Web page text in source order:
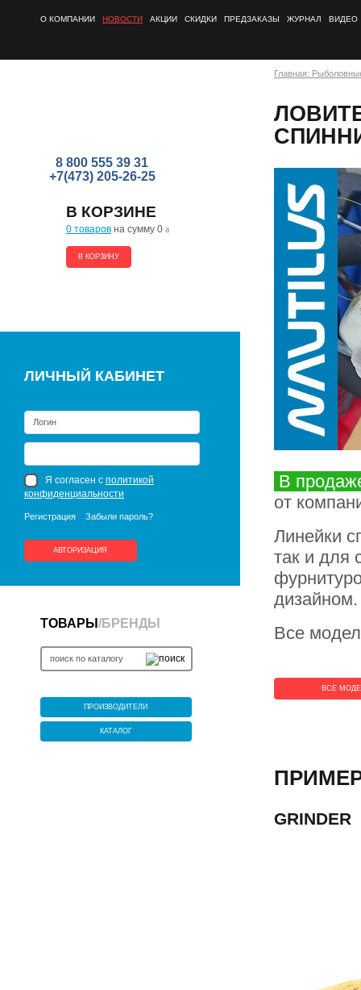
О КОМПАНИИ НОВОСТИ АКЦИИ СКИДКИ ПРЕДЗАКАЗЫ ЖУРНАЛ ВИДЕО
8 800 555 39 31
+7(473) 205-26-25
В КОРЗИНЕ
0 товаров на сумму 0 a
В КОРЗИНУ
ЛИЧНЫЙ КАБИНЕТ
Я согласен с политикой
конфиденциальности
Регистрация Забыли пароль?
АВТОРИЗАЦИЯ
ТОВАРЫ /БРЕНДЫ
ПРОИЗВОДИТЕЛИ
КАТАЛОГ
Главная:
В
от
Линейки
так и для
дизайном.
Все
ВСЕ
GRINDER